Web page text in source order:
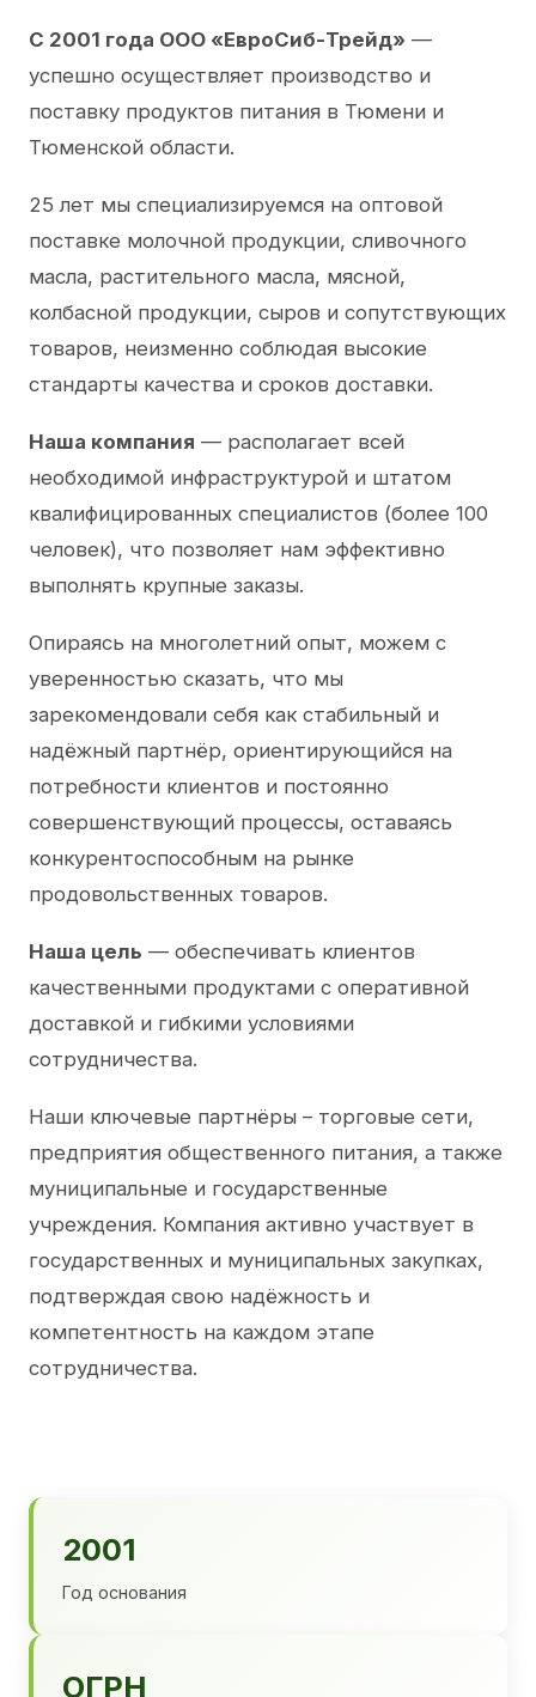
С 2001 года ООО «ЕвроСиб-Трейд» —
успешно осуществляет производство и
поставку продуктов питания в Тюмени и
Тюменской области.
25 лет мы специализируемся на оптовой
поставке молочной продукции, сливочного
масла, растительного масла, мясной,
колбасной продукции, сыров и сопутствующих
товаров, неизменно соблюдая высокие
стандарты качества и сроков доставки.
Наша компания — располагает всей
необходимой инфраструктурой и штатом
квалифицированных специалистов (более 100
человек), что позволяет нам эффективно
выполнять крупные заказы.
Опираясь на многолетний опыт, можем с
уверенностью сказать, что мы
зарекомендовали себя как стабильный и
надёжный партнёр, ориентирующийся на
потребности клиентов и постоянно
совершенствующий процессы, оставаясь
конкурентоспособным на рынке
продовольственных товаров.
Наша цель — обеспечивать клиентов
качественными продуктами с оперативной
доставкой и гибкими условиями
сотрудничества.
Наши ключевые партнёры – торговые сети,
предприятия общественного питания, а также
муниципальные и государственные
учреждения. Компания активно участвует в
государственных и муниципальных закупках,
подтверждая свою надёжность и
компетентность на каждом этапе
сотрудничества.
2001
Год основания
ОГРН